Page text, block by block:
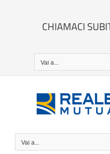
CHIAMACI
Vai a...
Vai a...